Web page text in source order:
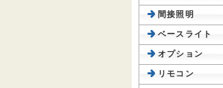
間接照明
ベースライト
オプション
リモコン